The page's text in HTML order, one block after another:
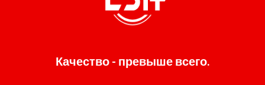
Качество - превыше всего.